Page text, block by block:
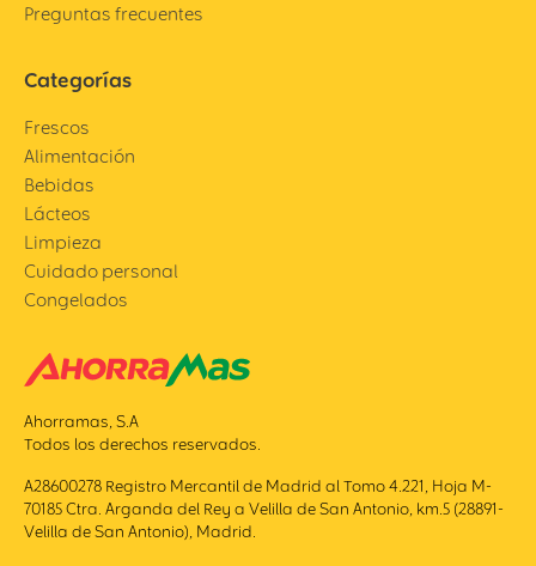
Preguntas frecuentes
Categorías
Frescos
Alimentación
Bebidas
Lácteos
Limpieza
Cuidado personal
Congelados
Ahorramas, S.A
Todos los derechos reservados.
A28600278 Registro Mercantil de Madrid al Tomo 4.221, Hoja M-
70185 Ctra. Arganda del Rey a Velilla de San Antonio, km.5 (28891-
Velilla de San Antonio), Madrid.